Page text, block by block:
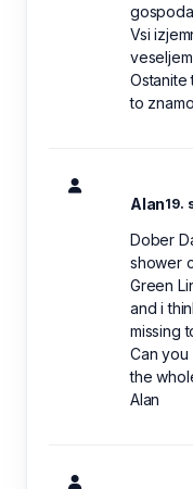
Vsi
Ostanite
to
Alan19.
Dober
shower
Green
and i
missing
Can you
the
Alan